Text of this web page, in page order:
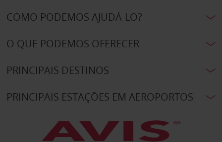
COMO PODEMOS AJUDÁ-LO?
O QUE PODEMOS OFERECER
PRINCIPAIS DESTINOS
PRINCIPAIS ESTAÇÕES EM AEROPORTOS